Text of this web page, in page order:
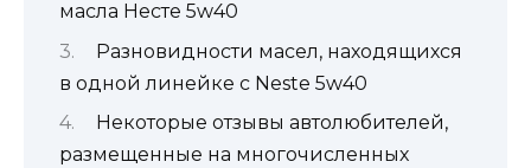
масла Несте 5w40
Разновидности масел, находящихся
в одной линейке с Neste 5w40
Некоторые отзывы автолюбителей,
размещенные на многочисленных